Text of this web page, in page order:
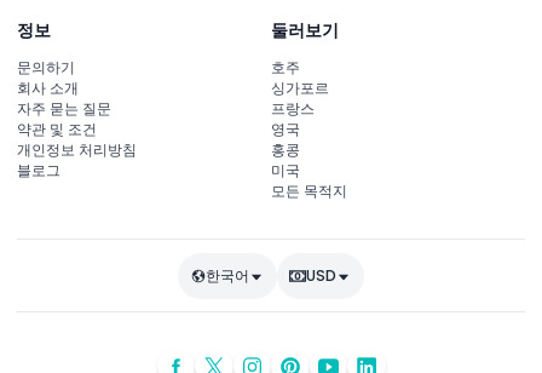
정보
문의하기
회사 소개
자주 묻는 질문
약관 및 조건
개인정보 처리방침
블로그
둘러보기
호주
싱가포르
프랑스
영국
홍콩
미국
모든 목적지
한국어 USD